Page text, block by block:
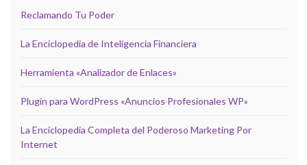
Reclamando Tu Poder
La Enciclopedia de Inteligencia Financiera
Herramienta «Analizador de Enlaces»
Plugin para WordPress «Anuncios Profesionales WP»
La Enciclopedia Completa del Poderoso Marketing Por
Internet